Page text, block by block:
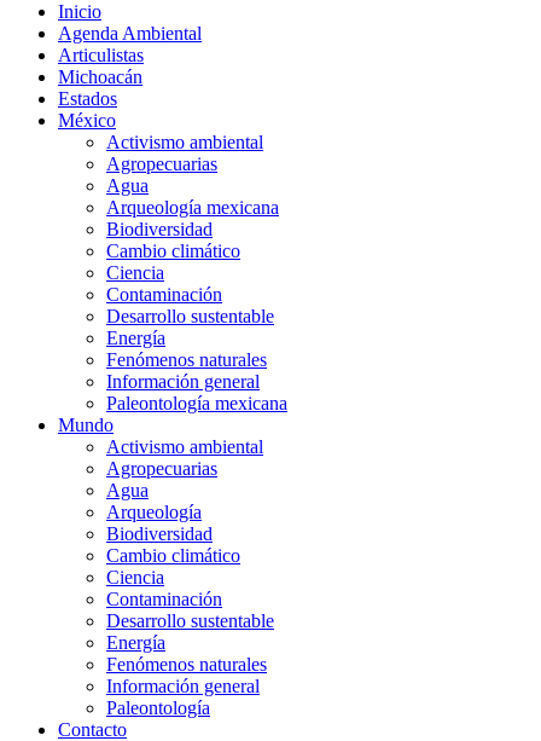
Inicio
Agenda Ambiental
Articulistas
Michoacán
Estados
México
Activismo ambiental
Agropecuarias
Agua
Arqueología mexicana
Biodiversidad
Cambio climático
Ciencia
Contaminación
Desarrollo sustentable
Energía
Fenómenos naturales
Información general
Paleontología mexicana
Mundo
Activismo ambiental
Agropecuarias
Agua
Arqueología
Biodiversidad
Cambio climático
Ciencia
Contaminación
Desarrollo sustentable
Energía
Fenómenos naturales
Información general
Paleontología
Contacto